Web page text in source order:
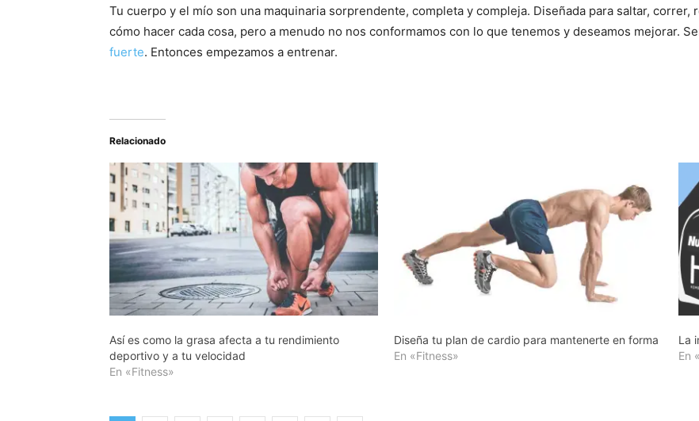
Tu cuerpo y el mío son una maquinaria sorprendente, completa y compleja. Diseñada para saltar,
cómo hacer cada cosa, pero a menudo no nos conformamos con lo que tenemos y deseamos mejorar.
fuerte. Entonces empezamos a entrenar.
Relacionado
Así es como la grasa afecta a tu rendimiento
deportivo y a tu velocidad
En «Fitness»
Diseña tu plan de cardio para mantenerte en forma
En «Fitness»
La
En